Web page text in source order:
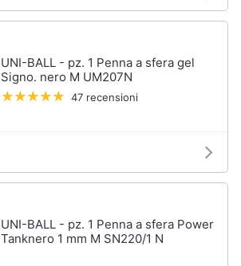
UNI-BALL - pz. 1 Penna a sfera gel
Signo. nero M UM207N
47 recensioni
UNI-BALL - pz. 1 Penna a sfera Power
Tanknero 1 mm M SN220/1 N